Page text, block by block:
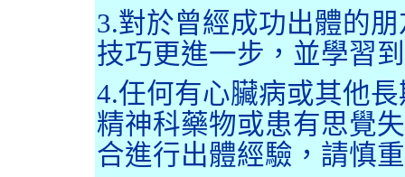
3.對於曾經成功出體的
技巧更進一步，並學習
4.任何有心臟病或其他
精神科藥物或患有思覺
合進行出體經驗，請慎